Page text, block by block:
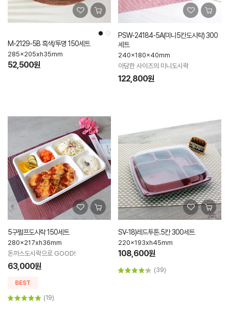
M-2129-5B 흑색/투명 150세트
285x205xh35mm
52,500원
PSW-24184-5A(미니5칸도시락) 300
세트
240x180x40mm
아담한 사이즈의 미니도시락
122,800원
5구펄프도시락 150세트
280x217xh36mm
돈까스도시락으로 GOOD!
63,000원
(19)
SV-18)레드투톤.5칸 300세트
220x193xh45mm
108,600원
(39)